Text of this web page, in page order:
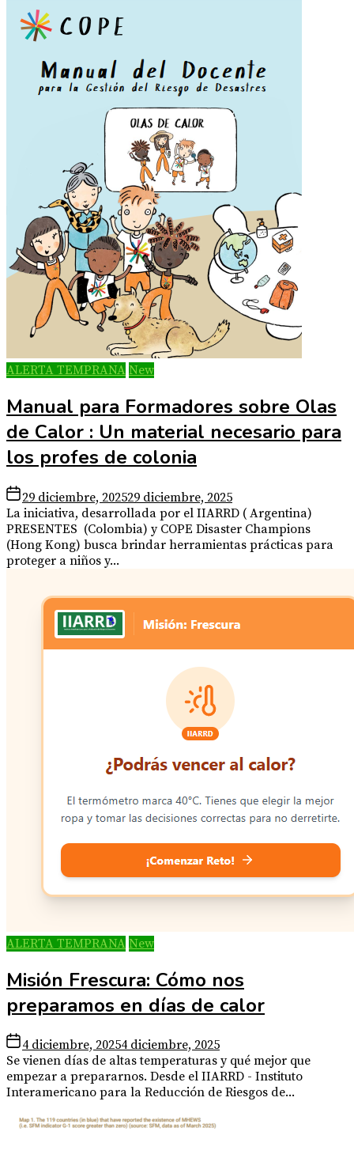
ALERTA TEMPRANA New
Manual para Formadores sobre Olas
de Calor : Un material necesario para
los profes de colonia
29 diciembre, 202529 diciembre, 2025
La iniciativa, desarrollada por el IIARRD ( Argentina)
PRESENTES (Colombia) y COPE Disaster Champions
(Hong Kong) busca brindar herramientas prácticas para
proteger a niños y...
ALERTA TEMPRANA New
Misión Frescura: Cómo nos
preparamos en días de calor
4 diciembre, 20254 diciembre, 2025
Se vienen días de altas temperaturas y qué mejor que
empezar a prepararnos. Desde el IIARRD - Instituto
Interamericano para la Reducción de Riesgos de...